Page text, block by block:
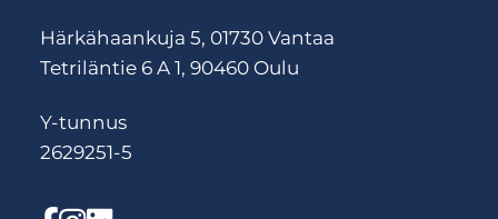
Härkähaankuja 5, 01730 Vantaa
Tetriläntie 6 A 1, 90460 Oulu
Y-tunnus
2629251-5